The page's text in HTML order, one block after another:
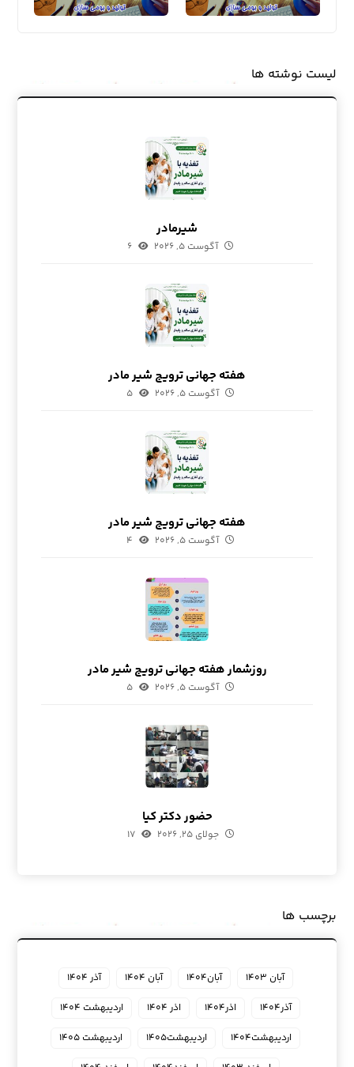
لیست نوشته ها
شیرمادر
آگوست ۵, ۲۰۲۶ ۶
هفته جهانی ترویج شیر مادر
آگوست ۵, ۲۰۲۶ ۵
هفته جهانی ترویج شیر مادر
آگوست ۵, ۲۰۲۶ ۴
روزشمار هفته جهانی ترویج شیر مادر
آگوست ۵, ۲۰۲۶ ۵
حضور دکتر کیا
جولای ۲۵, ۲۰۲۶ ۱۷
برچسب ها
آبان ۱۴۰۳ آبان۱۴۰۴ آبان ۱۴۰۴
آذر ۱۴۰۴
آذر۱۴۰۴
اذر۱۴۰۴ اذر ۱۴۰۴
اردیبهشت ۱۴۰۴
اردیبهشت۱۴۰۴
اردیبهشت۱۴۰۵
اردیبهشت ۱۴۰۵